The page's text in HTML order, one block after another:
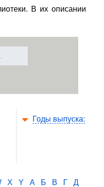
В их описании
Годы выпуска:
X Y А Б В Г
Д